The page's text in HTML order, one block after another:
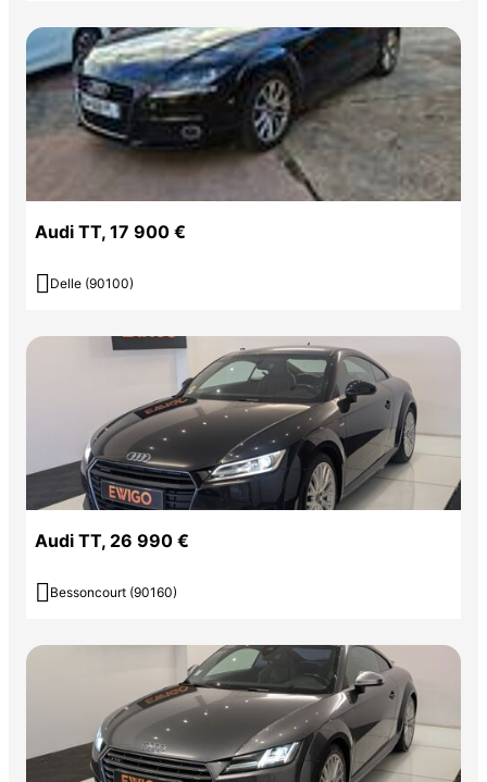
Audi TT, 17 900 €
 Delle (90100)
Audi TT, 26 990 €
 Bessoncourt (90160)